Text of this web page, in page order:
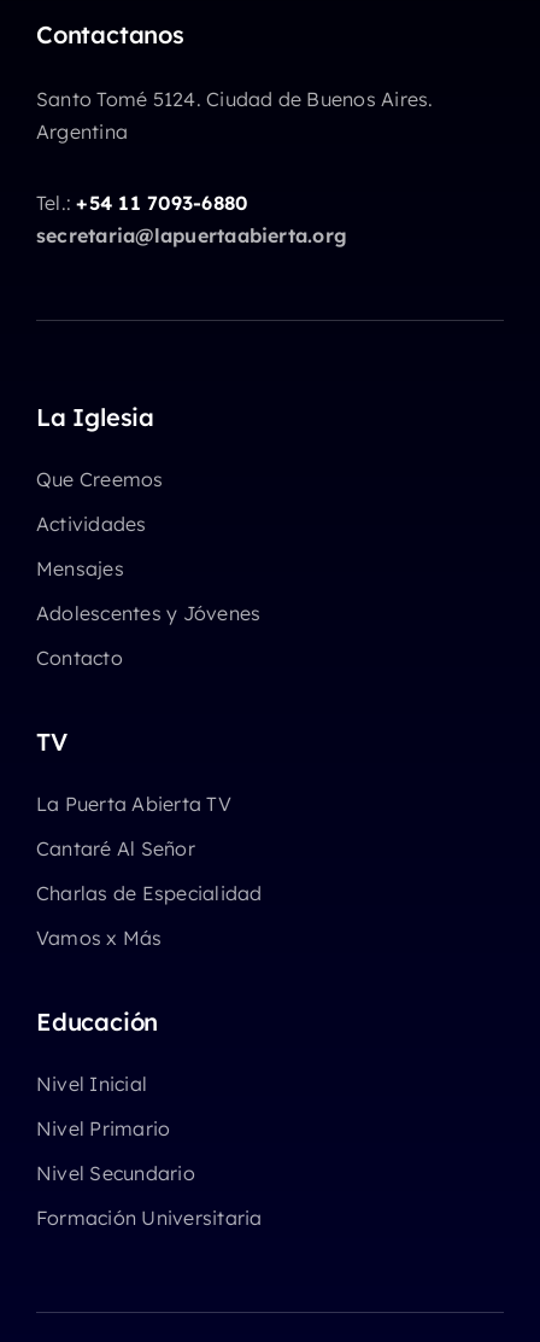
Contactanos
Santo Tomé 5124. Ciudad de Buenos Aires.
Argentina
Tel.:+54 11 7093-6880
secretaria@lapuertaabierta.org
La Iglesia
Que Creemos
Actividades
Mensajes
Adolescentes y Jóvenes
Contacto
TV
La Puerta Abierta TV
Cantaré Al Señor
Charlas de Especialidad
Vamos x Más
Educación
Nivel Inicial
Nivel Primario
Nivel Secundario
Formación Universitaria